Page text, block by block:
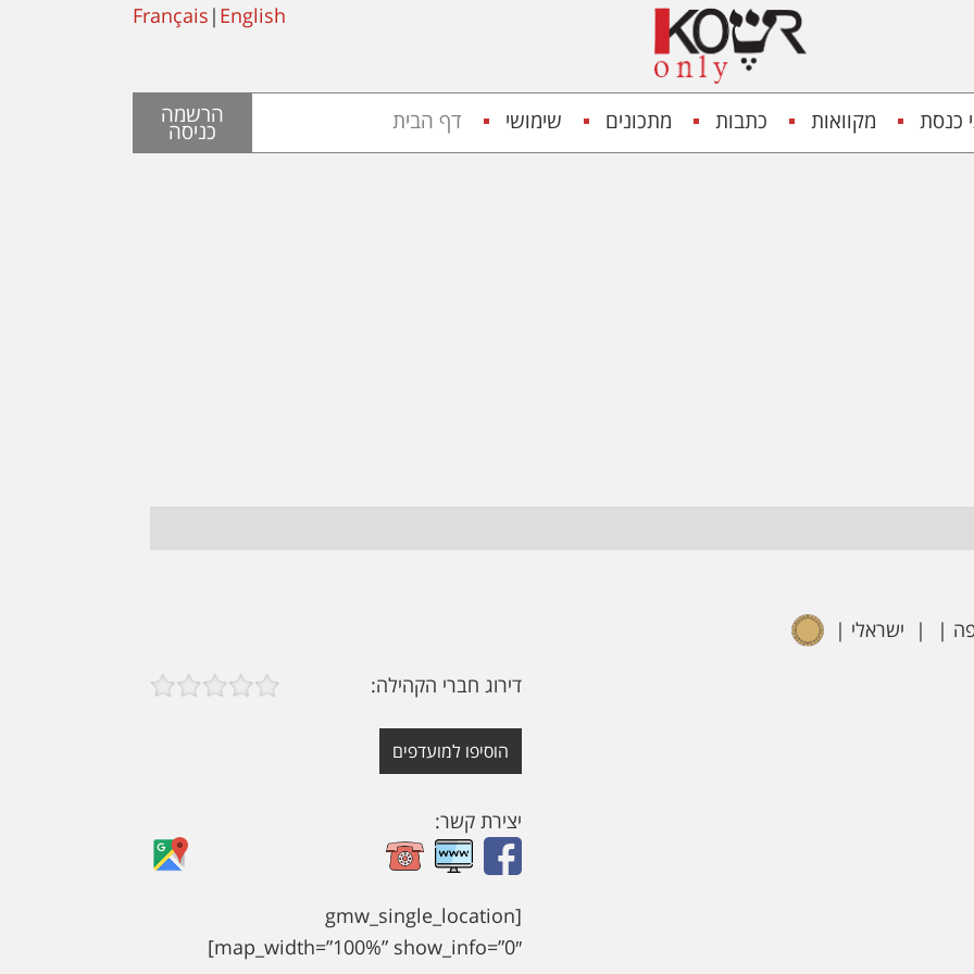
Français | English
כנסת מקוואות כתבות מתכונים שימושי דף הבית הרשמה
כניסה
ישראלי
דירוג חברי הקהילה:
הוסיפו למועדפים
יצירת קשר:
[gmw_single_location
map_width=”100%” show_info=”0″]